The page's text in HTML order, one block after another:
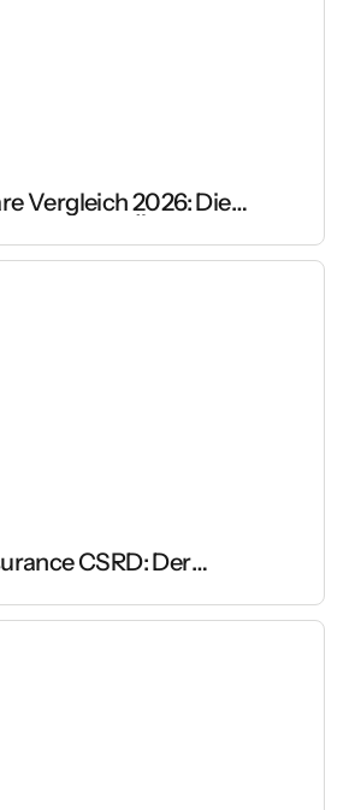
Vergleich 2026: Die
CSRD: Der